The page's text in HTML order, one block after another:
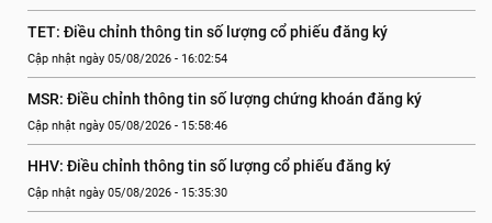
TET: Điều chỉnh thông tin số lượng cổ phiếu đăng ký
Cập nhật ngày 05/08/2026 - 16:02:54
MSR: Điều chỉnh thông tin số lượng chứng khoán đăng ký
Cập nhật ngày 05/08/2026 - 15:58:46
HHV: Điều chỉnh thông tin số lượng cổ phiếu đăng ký
Cập nhật ngày 05/08/2026 - 15:35:30